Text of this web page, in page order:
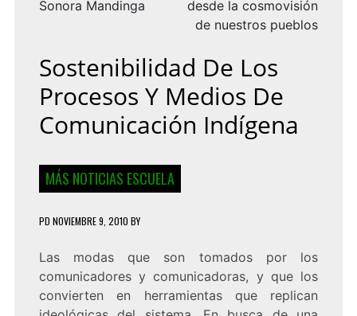
Sonora Mandinga
desde la cosmovisión
de nuestros pueblos
Sostenibilidad De Los
Procesos Y Medios De
Comunicación Indígena
MÁS NOTICIAS ESCUELA
PD NOVIEMBRE 9, 2010 BY
Las modas que son tomados por los
comunicadores y comunicadoras, y que los
convierten en herramientas que replican